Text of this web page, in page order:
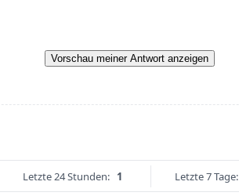
Vorschau meiner Antwort anzeigen
Letzte 24 Stunden: 1 Letzte 7 Tage: